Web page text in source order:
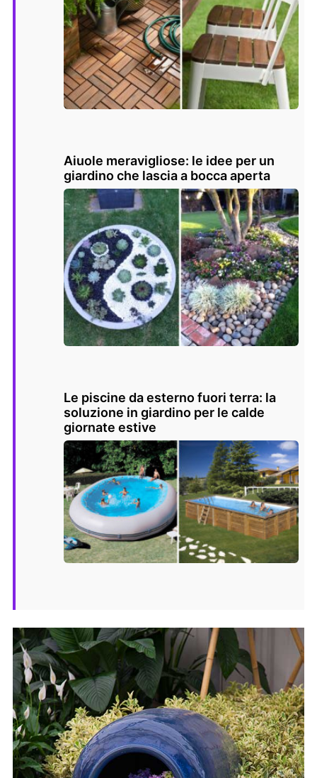
Aiuole meravigliose: le idee per un
giardino che lascia a bocca aperta
Le piscine da esterno fuori terra: la
soluzione in giardino per le calde
giornate estive